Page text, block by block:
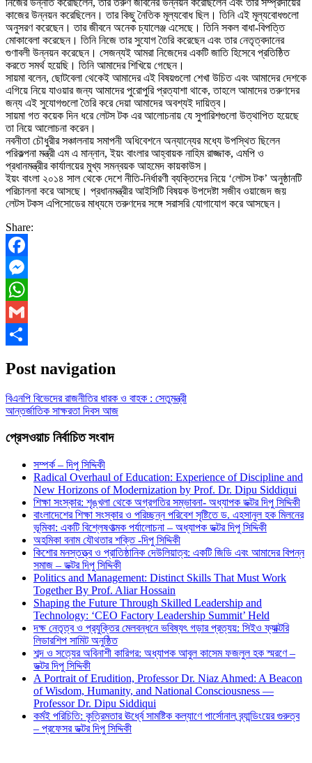
কাজের উন্নয়ন করেছিলেন। তার কিছু নৈতিক মূল্যবোধ ছিল। তিনি এই মূল্যবোধগুলো
অনুসরণ করেছেন। তার জীবনে অনেক চ্যালেঞ্জ এসেছে। তিনি সকল বাধা-বিপত্তি
মোকাবেলা করেছেন। তিনি নিজে তার সুযোগ তৈরি করেছেন এবং তার নেতৃত্বদানের
গুণাবলী উন্নয়ন করেছেন। সেজন্যই আমরা নিজেদের একটি জাতি হিসেবে প্রতিষ্ঠিত
করতে সমর্থ হয়েছি। তিনি আমাদের শিখিয়ে গেছেন।
সায়মা বলেন, ছোটবেলা থেকেই আমাদের এই বিষয়গুলো শেখা উচিত এবং আমাদের দেশকে
এগিয়ে নিয়ে যাওয়ার জন্য আমাদের পুরোপুরি প্রত্যাশা থাকে, তাহলে আমাদের তরুণদের
জন্য এই সুযোগগুলো তৈরি করে দেয়া আমাদের অবশ্যই দায়িত্ব।
সায়মা গত কয়েক দিন ধরে লেটস টক এর আলোচনায় যে সুপারিশগুলো উত্থাপিত হয়েছে
তা নিয়ে আলোচনা করেন।
নবনীতা চৌধুরীর সঞ্চালনায় সমাপনী অধিবেশনে অন্যান্যের মধ্যে উপস্থিত ছিলেন
পরিকল্পনা মন্ত্রী এম এ মান্নান, ইয়ং বাংলার আহ্বায়ক নাহিম রাজ্জাক, এমপি ও
প্রধানমন্ত্রীর কার্যালয়ের মুখ্য সমন্বয়ক আহমেদ কায়কাউস।
ইয়ং বাংলা ২০১৪ সাল থেকে দেশে নীতি-নির্ধারণী ব্যক্তিদের নিয়ে ‘লেটস টক’ অনুষ্ঠানটি
পরিচালনা করে আসছে। প্রধানমন্ত্রীর আইসিটি বিষয়ক উপদেষ্টা সজীব ওয়াজেদ জয়
লেটস টকস এপিসোডের মাধ্যমে তরুণদের সঙ্গে সরাসরি যোগাযোগ করে আসছেন।
Share:
Facebook
Messenger
WhatsApp
Gmail
Post navigation
বিএনপি বিভেদের রাজনীতির ধারক ও বাহক : সেতুমন্ত্রী
আন্তর্জাতিক সাক্ষরতা দিবস আজ
প্রেসওয়াচ নির্বাচিত সংবাদ
সম্পর্ক – দিপু সিদ্দিকী
Radical Overhaul of Education: Experience of Discipline and
New Horizons of Modernization by Prof. Dr. Dipu Siddiqui
শিক্ষা সংস্কার: শৃঙ্খলা থেকে অগ্রগতির সম্ভাবনা- অধ্যাপক ডক্টর দিপু সিদ্দিকী
বাংলাদেশের শিক্ষা সংস্কার ও পরিচ্ছন্ন পরিবেশ সৃষ্টিতে ড. এহসানুল হক মিলনের
ভূমিকা: একটি বিশ্লেষণাত্মক পর্যালোচনা – অধ্যাপক ডক্টর দিপু সিদ্দিকী
অহমিকা বনাম যৌথতার শক্তি -দিপু সিদ্দিকী
কিশোর মনস্তত্ত্ব ও প্রাতিষ্ঠানিক দেউলিয়াত্ব: একটি জিডি এবং আমাদের বিপন্ন
সমাজ – ডক্টর দিপু সিদ্দিকী
Politics and Management: Distinct Skills That Must Work
Together By Prof. Aliar Hossain
Shaping the Future Through Skilled Leadership and
Technology: ‘CEO Factory Leadership Summit’ Held
দক্ষ নেতৃত্ব ও প্রযুক্তির মেলবন্ধনে ভবিষ্যৎ গড়ার প্রত্যয়: সিইও ফ্যাক্টরি
লিডারশিপ সামিট অনুষ্ঠিত
শব্দ ও সত্যের অবিনাশী কারিগর: অধ্যাপক আবুল কাসেম ফজলুল হক স্মরণে –
ডক্টর দিপু সিদ্দিকী
A Portrait of Erudition, Professor Dr. Niaz Ahmed: A Beacon
of Wisdom, Humanity, and National Consciousness —
Professor Dr. Dipu Siddiqui
কর্মই পরিচিতি: কৃত্রিমতার ঊর্ধ্বে সামষ্টিক কল্যাণে পার্সোনাল ব্র্যান্ডিংয়ের গুরুত্ব
– প্রফেসর ডক্টর দিপু সিদ্দিকী